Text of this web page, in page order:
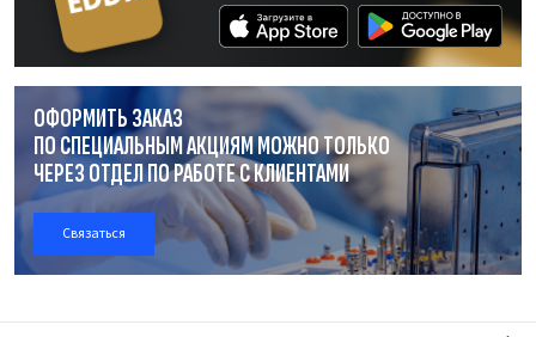
ОФОРМИТЬ ЗАКАЗ
ПО СПЕЦИАЛЬНЫМ АКЦИЯМ МОЖНО ТОЛЬКО
ЧЕРЕЗ ОТДЕЛПО РАБОТЕС КЛИЕНТАМИ
Связаться